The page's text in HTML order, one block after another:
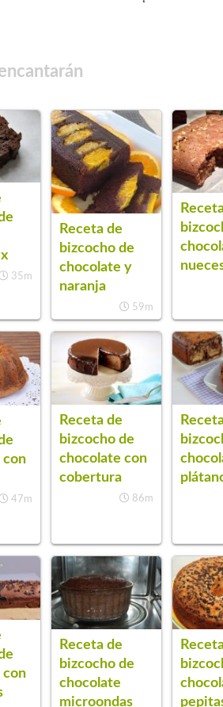
35m
Receta de
bizcocho de
chocolate y
naranja
59m
con
47m
Receta de
bizcocho de
chocolate con
cobertura
86m
con
Receta de
bizcocho de
chocolate
microondas